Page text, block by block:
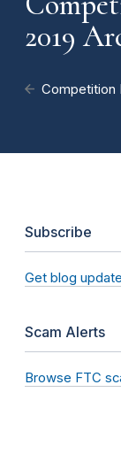
2019
Competition
Subscribe
Get blog
Scam Alerts
Browse FTC